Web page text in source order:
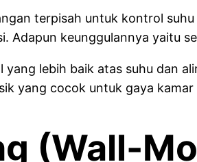
terpisah untuk kontrol
Adapun keunggulannya yaitu
lebih baik atas suhu dan
yang cocok untuk gaya
(Wall-